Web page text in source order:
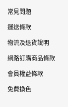
常見問題
運送條款
物流及退貨說明
網路訂購商品條款
會員權益條款
免費換色